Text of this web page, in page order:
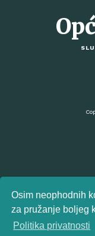
Osim neophodnih
za pružanje boljeg
Politika privatnosti